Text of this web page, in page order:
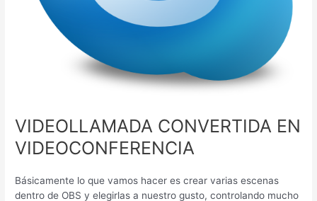
VIDEOLLAMADA CONVERTIDA EN
VIDEOCONFERENCIA
Básicamente lo que vamos hacer es crear varias escenas
dentro de OBS y elegirlas a nuestro gusto, controlando mucho